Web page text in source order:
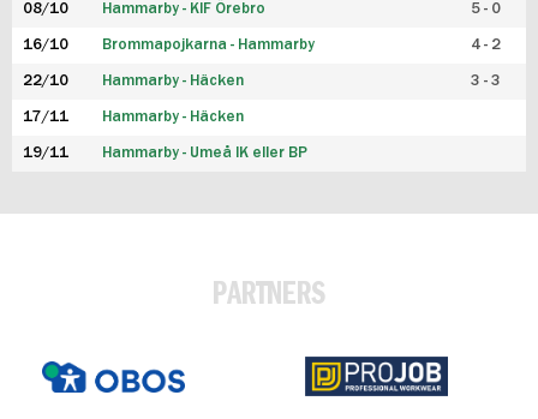
08/10 Hammarby - KIF Örebro 5 - 0
16/10 Brommapojkarna - Hammarby 4 - 2
22/10 Hammarby - Häcken 3 - 3
17/11 Hammarby - Häcken
19/11 Hammarby - Umeå IK eller BP
PARTNERS